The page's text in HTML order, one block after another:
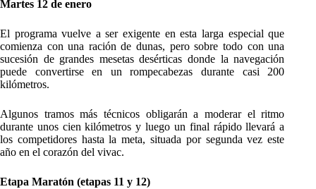
Martes 12 de enero
El programa vuelve a ser exigente en esta larga especial que
comienza con una ración de dunas, pero sobre todo con una
sucesión de grandes mesetas desérticas donde la navegación
puede convertirse en un rompecabezas durante casi 200
kilómetros.
Algunos tramos más técnicos obligarán a moderar el ritmo
durante unos cien kilómetros y luego un final rápido llevará a
los competidores hasta la meta, situada por segunda vez este
año en el corazón del vivac.
Etapa Maratón (etapas 11 y 12)